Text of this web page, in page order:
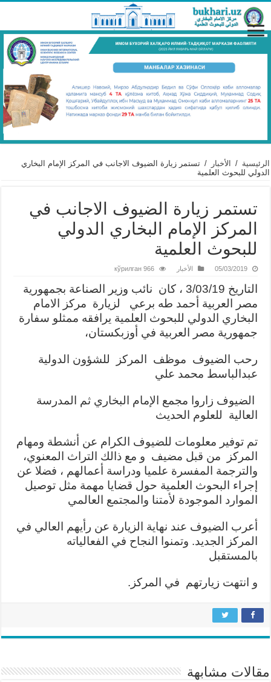
الرئيسية / الأخبار / تستمر زيارة الضيوف الاجانب في المركز الإمام البخاري
الدولي للبحوث العلمية
تستمر زيارة الضيوف الاجانب في
المركز الإمام البخاري الدولي
للبحوث العلمية
05/03/2019 الأخبار 966 кўрилган
التاريخ 3/03/19 ، كان نائب وزير الصناعة بجمهورية
مصر العربية أحمد طه برعي لزيارة مركز الامام
البخاري الدولي للبحوث العلمية يرافقه ممثلو سفارة
جمهورية مصر العربية في أوزبكستان،
رحب الضيوف موظف المركز للشؤون الدولية
عبدالباسط محمد علي
الضيوف زاروا مجمع الإمام البخاري ثم المدرسة
العالية للعلوم الحديث
تم توفير معلومات للضيوف الكرام عن أنشطة ومهام
المركز من قبل مضيف و مع ذالك التراث المعنوي،
والترجمة المفسرة علميا ودراسة أعمالهم ، فضلا عن
إجراء البحوث العلمية حول قضايا مهمة مثل توصيل
الموارد الموجودة لأمتنا والمجتمع العالمي
أعرب الضيوف عند نهاية الزيارة عن رأيهم العالي في
المركز الجديد. وتمنوا النجاح في الفعالياته
بالمستقبل
و انتهت زيارتهم في المركز.
مقالات مشابهة